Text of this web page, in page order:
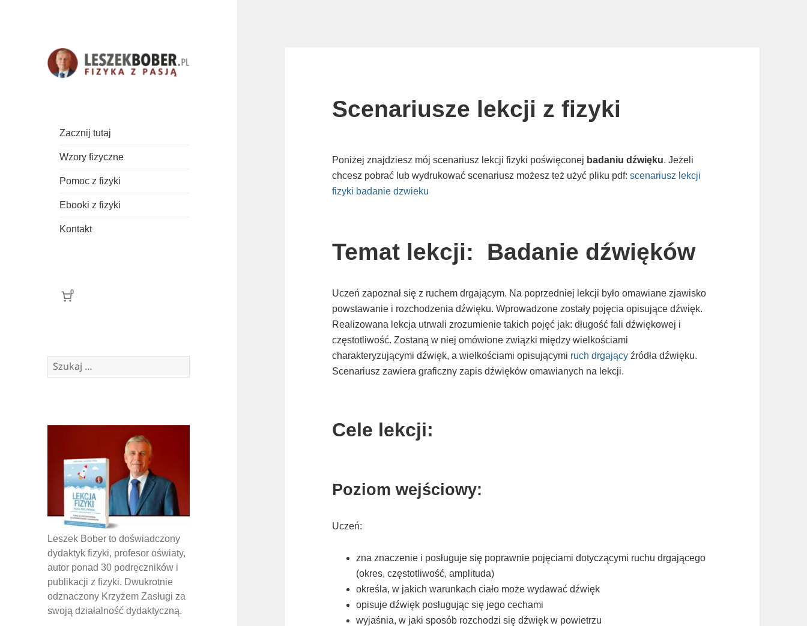
Zacznij tutaj
Wzory fizyczne
Pomoc z fizyki
Ebooki z fizyki
Kontakt
0
Szukaj:
Leszek Bober to doświadczony
dydaktyk fizyki, profesor oświaty,
autor ponad 30 podręczników i
publikacji z fizyki. Dwukrotnie
odznaczony Krzyżem Zasługi za
swoją działalność dydaktyczną.
Scenariusze lekcji z fizyki
Poniżej znajdziesz mój scenariusz lekcji fizyki poświęconej badaniu dźwięku. Jeżeli
chcesz pobrać lub wydrukować scenariusz możesz też użyć pliku pdf:scenariusz lekcji
fizyki badanie dzwieku
Temat lekcji: Badanie dźwięków
Uczeń zapoznał się z ruchem drgającym. Na poprzedniej lekcji było omawiane zjawisko
powstawanie i rozchodzenia dźwięku. Wprowadzone zostały pojęcia opisujące dźwięk.
Realizowana lekcja utrwali zrozumienie takich pojęć jak: długość fali dźwiękowej i
częstotliwość. Zostaną w niej omówione związki między wielkościami
charakteryzującymi dźwięk, a wielkościami opisującymi ruch drgający źródła dźwięku.
Scenariusz zawiera graficzny zapis dźwięków omawianych na lekcji.
Cele lekcji:
Poziom wejściowy:
Uczeń:
zna znaczenie i posługuje się poprawnie pojęciami dotyczącymi ruchu drgającego
(okres, częstotliwość, amplituda)
określa, w jakich warunkach ciało może wydawać dźwięk
opisuje dźwięk posługując się jego cechami
wyjaśnia, w jaki sposób rozchodzi się dźwięk w powietrzu